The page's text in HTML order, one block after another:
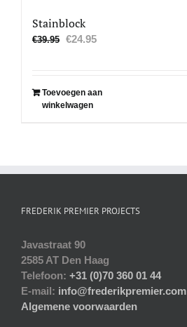
Stainblock
€39.95 Oorspronkelijke
€24.95Huidige
Toevoegen aan
winkelwagen
FREDERIK PREMIER PROJECTS
Javastraat 90
2585 AT Den Haag
Telefoon: +31 (0)70 360 01 44
E-mail: info@frederikpremier.com
Algemene voorwaarden